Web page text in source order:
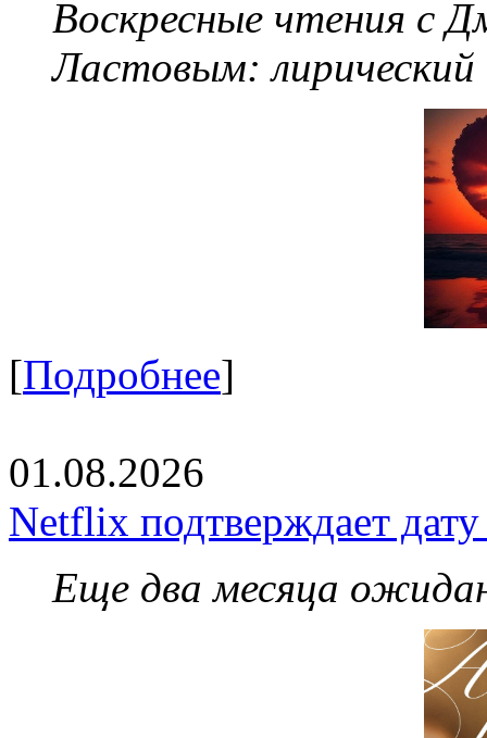
Воскресные чтения с
Ластовым:
[Подробнее]
01.08.2026
Netflix подтверждает
Еще два месяца